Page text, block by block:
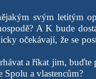
svým letitým
A K bude
očekávají, že se
a říkat jim,
Spolu a vlastencům?